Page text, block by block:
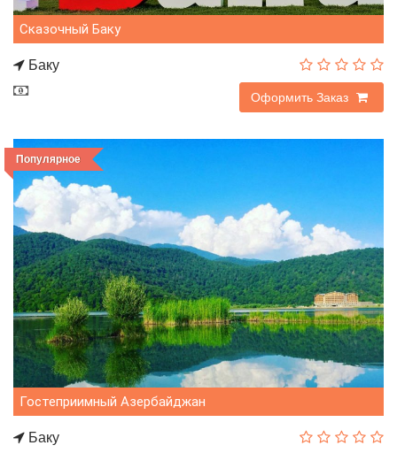
Сказочный Баку
Баку
Оформить Заказ
Популярное
Гостеприимный Азербайджан
Баку